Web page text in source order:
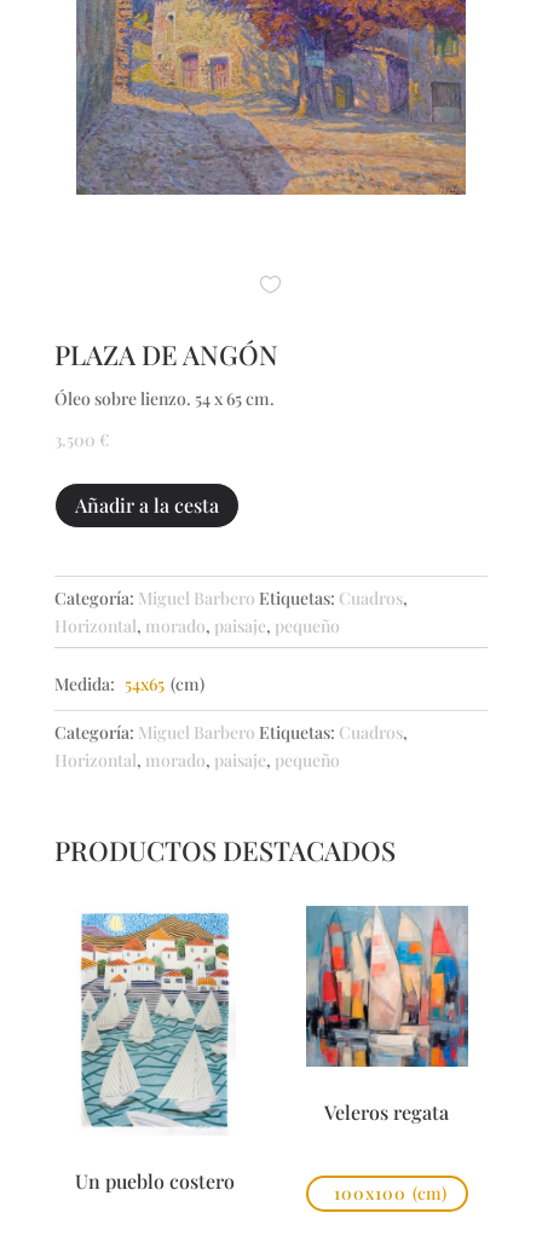
PLAZA DE ANGÓN
Óleo sobre lienzo. 54 x 65 cm.
3.500 €
PLAZA
DE
cantidad
Añadir a la cesta
Categoría: Miguel Barbero Etiquetas: Cuadros,
Horizontal, morado, paisaje, pequeño
Medida: 54x65 (cm)
Categoría: Miguel Barbero Etiquetas: Cuadros,
Horizontal, morado, paisaje, pequeño
PRODUCTOS DESTACADOS
Un pueblo costero
Veleros regata
100x100 (cm)